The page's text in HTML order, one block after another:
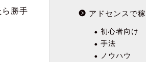
ら勝手
アドセンスで
初心者向け
手法
ノウハウ